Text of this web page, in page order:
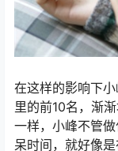
在这样的影响下
里的前10名，渐
一样，小峰不管
呆时间，就好像